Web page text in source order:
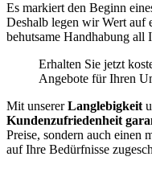
Es markiert den Beginn
Deshalb legen wir Wert auf
behutsame Handhabung all
Erhalten Sie jetzt
Angebote für Ihren
Mit unsererLanglebigkeit
Kundenzufriedenheit
Preise, sondern auch einen
auf Ihre Bedürfnisse